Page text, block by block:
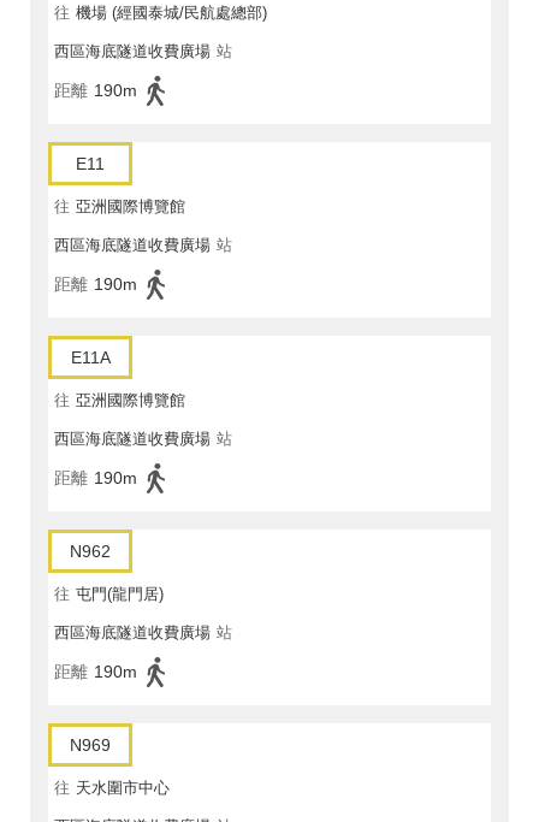
往 機場 (經國泰城/民航處總部)
西區海底隧道收費廣場 站
距離 190m
E11
往 亞洲國際博覽館
西區海底隧道收費廣場 站
距離 190m
E11A
往 亞洲國際博覽館
西區海底隧道收費廣場 站
距離 190m
N962
往 屯門(龍門居)
西區海底隧道收費廣場 站
距離 190m
N969
往 天水圍市中心